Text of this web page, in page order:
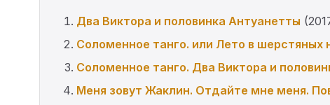
Два Виктора и половинка Антуанетты
Соломенное танго. или Лето в шерстяных
Соломенное танго. Два Виктора и
Меня зовут Жаклин. Отдайте мне меня.